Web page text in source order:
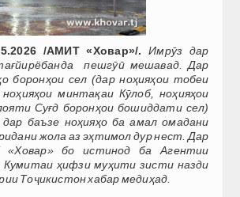
/АМИТ «Ховар»/.
Имрӯз дар
пешгӯӣ мешавад. Дар
боронҳои сел (дар ноҳияҳои тобеи
ноҳияҳои минтақаи Кӯлоб, ноҳияҳои
Суғд боронҳои бошиддати сел)
баъзе ноҳияҳо ба амал омадани
жола аз эҳтимол дур нест. Дар
«Ховар» бо истинод ба Агентии
Кумитаи ҳифзи муҳити зисти назди
Тоҷикистон хабар медиҳад.